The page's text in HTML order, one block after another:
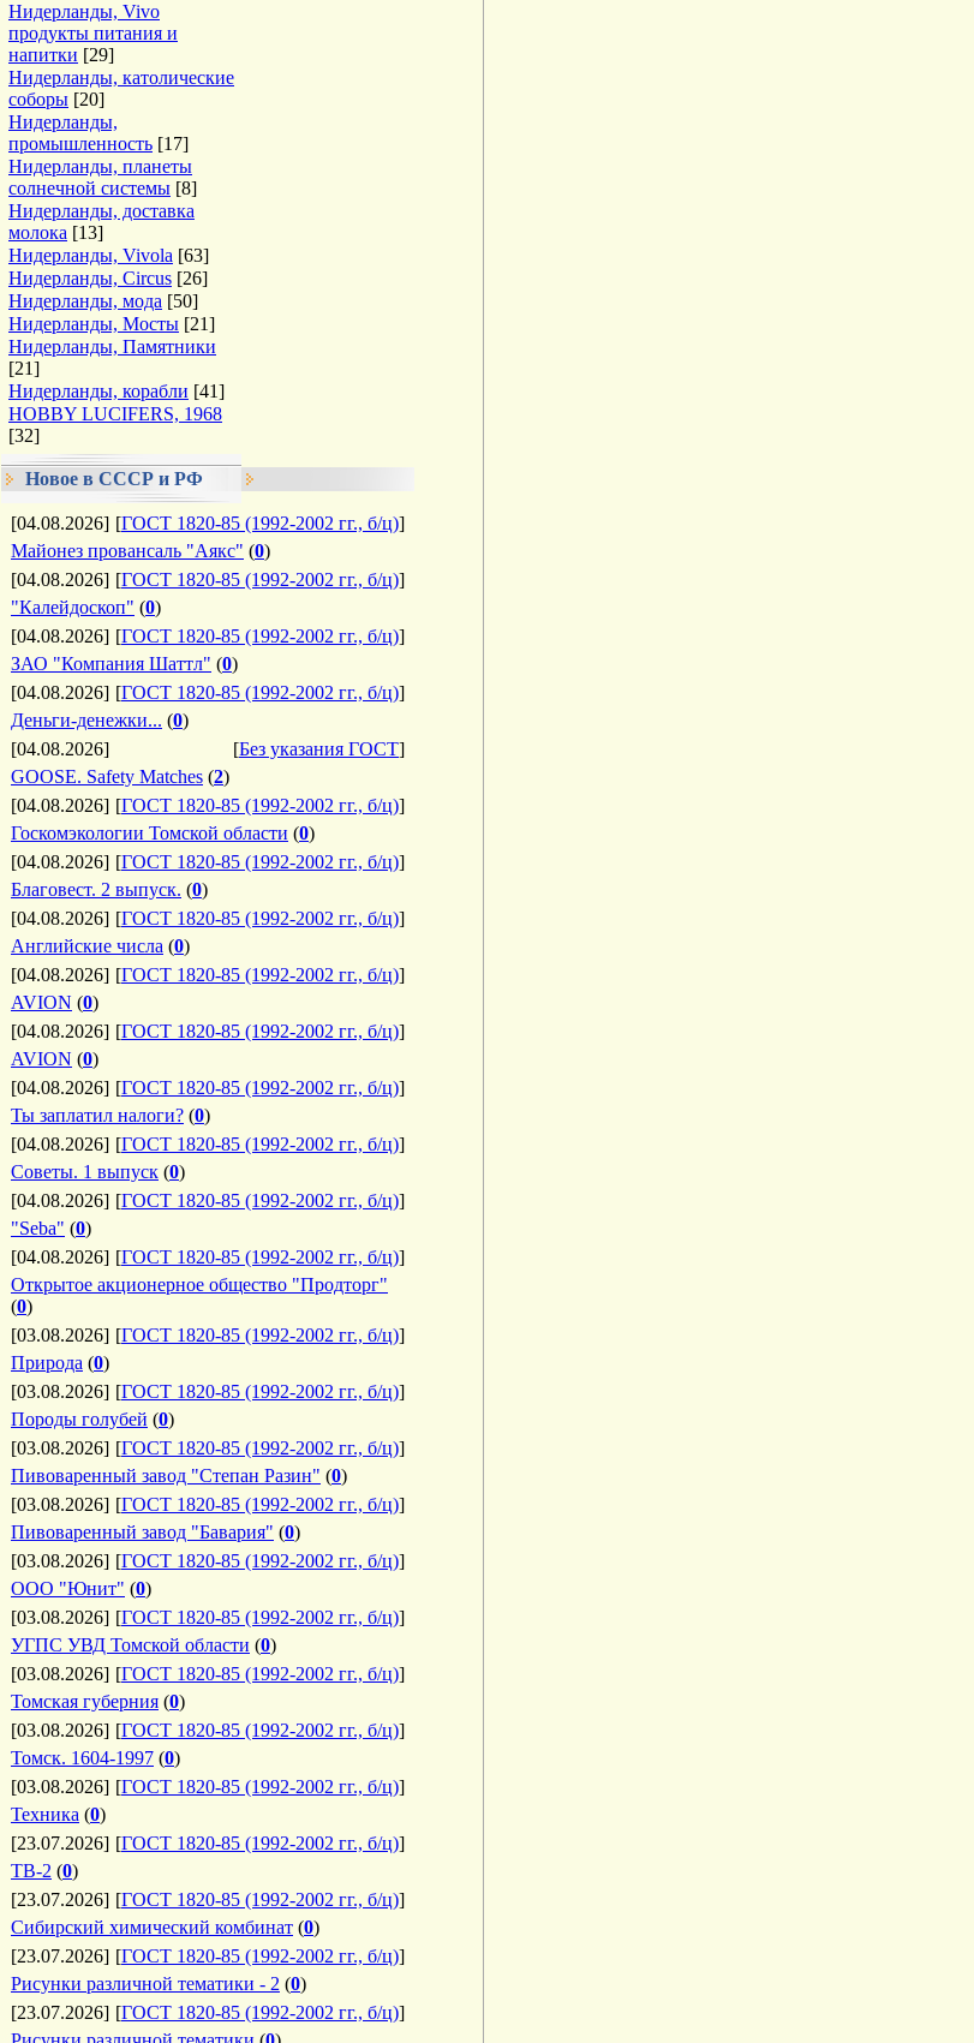
Нидерланды, Vivo
продукты питания и
напитки [29]
Нидерланды, католические
соборы [20]
Нидерланды,
промышленность [17]
Нидерланды, планеты
солнечной системы [8]
Нидерланды, доставка
молока [13]
Нидерланды, Vivola [63]
Нидерланды, Circus [26]
Нидерланды, мода [50]
Нидерланды, Мосты [21]
Нидерланды, Памятники
[21]
Нидерланды, корабли [41]
HOBBY LUCIFERS, 1968
[32]
Новое в СССР и РФ
[04.08.2026] [ГОСТ 1820-85 (1992-2002 гг., б/ц)]
Майонез провансаль "Аякс" (0)
[04.08.2026] [ГОСТ 1820-85 (1992-2002 гг., б/ц)]
"Калейдоскоп" (0)
[04.08.2026] [ГОСТ 1820-85 (1992-2002 гг., б/ц)]
ЗАО "Компания Шаттл" (0)
[04.08.2026] [ГОСТ 1820-85 (1992-2002 гг., б/ц)]
Деньги-денежки... (0)
[04.08.2026]
[Без указания ГОСТ]
GOOSE. Safety Matches (2)
[04.08.2026] [ГОСТ 1820-85 (1992-2002 гг., б/ц)]
Госкомэкологии Томской области (0)
[04.08.2026] [ГОСТ 1820-85 (1992-2002 гг., б/ц)]
Благовест. 2 выпуск. (0)
[04.08.2026] [ГОСТ 1820-85 (1992-2002 гг., б/ц)]
Английские числа (0)
[04.08.2026] [ГОСТ 1820-85 (1992-2002 гг., б/ц)]
AVION (0)
[04.08.2026] [ГОСТ 1820-85 (1992-2002 гг., б/ц)]
AVION (0)
[04.08.2026] [ГОСТ 1820-85 (1992-2002 гг., б/ц)]
Ты заплатил налоги? (0)
[04.08.2026] [ГОСТ 1820-85 (1992-2002 гг., б/ц)]
Советы. 1 выпуск (0)
[04.08.2026] [ГОСТ 1820-85 (1992-2002 гг., б/ц)]
"Seba" (0)
[04.08.2026] [ГОСТ 1820-85 (1992-2002 гг., б/ц)]
Открытое акционерное общество "Продторг"
(0)
[03.08.2026] [ГОСТ 1820-85 (1992-2002 гг., б/ц)]
Природа (0)
[03.08.2026] [ГОСТ 1820-85 (1992-2002 гг., б/ц)]
Породы голубей (0)
[03.08.2026] [ГОСТ 1820-85 (1992-2002 гг., б/ц)]
Пивоваренный завод "Степан Разин" (0)
[03.08.2026] [ГОСТ 1820-85 (1992-2002 гг., б/ц)]
Пивоваренный завод "Бавария" (0)
[03.08.2026] [ГОСТ 1820-85 (1992-2002 гг., б/ц)]
ООО "Юнит" (0)
[03.08.2026] [ГОСТ 1820-85 (1992-2002 гг., б/ц)]
УГПС УВД Томской области (0)
[03.08.2026] [ГОСТ 1820-85 (1992-2002 гг., б/ц)]
Томская губерния (0)
[03.08.2026] [ГОСТ 1820-85 (1992-2002 гг., б/ц)]
Томск. 1604-1997 (0)
[03.08.2026] [ГОСТ 1820-85 (1992-2002 гг., б/ц)]
Техника (0)
[23.07.2026] [ГОСТ 1820-85 (1992-2002 гг., б/ц)]
ТВ-2 (0)
[23.07.2026] [ГОСТ 1820-85 (1992-2002 гг., б/ц)]
Сибирский химический комбинат (0)
[23.07.2026] [ГОСТ 1820-85 (1992-2002 гг., б/ц)]
Рисунки различной тематики - 2 (0)
[23.07.2026] [ГОСТ 1820-85 (1992-2002 гг., б/ц)]